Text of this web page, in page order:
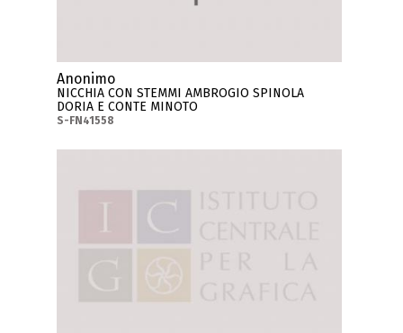
Anonimo
NICCHIA CON STEMMI AMBROGIO SPINOLA
DORIA E CONTE MINOTO
S-FN41558